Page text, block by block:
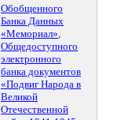
Обобщенного
Банка Данных
«Мемориал»,
Общедоступного
электронного
банка документов
«Подвиг Народа в
Великой
Отечественной